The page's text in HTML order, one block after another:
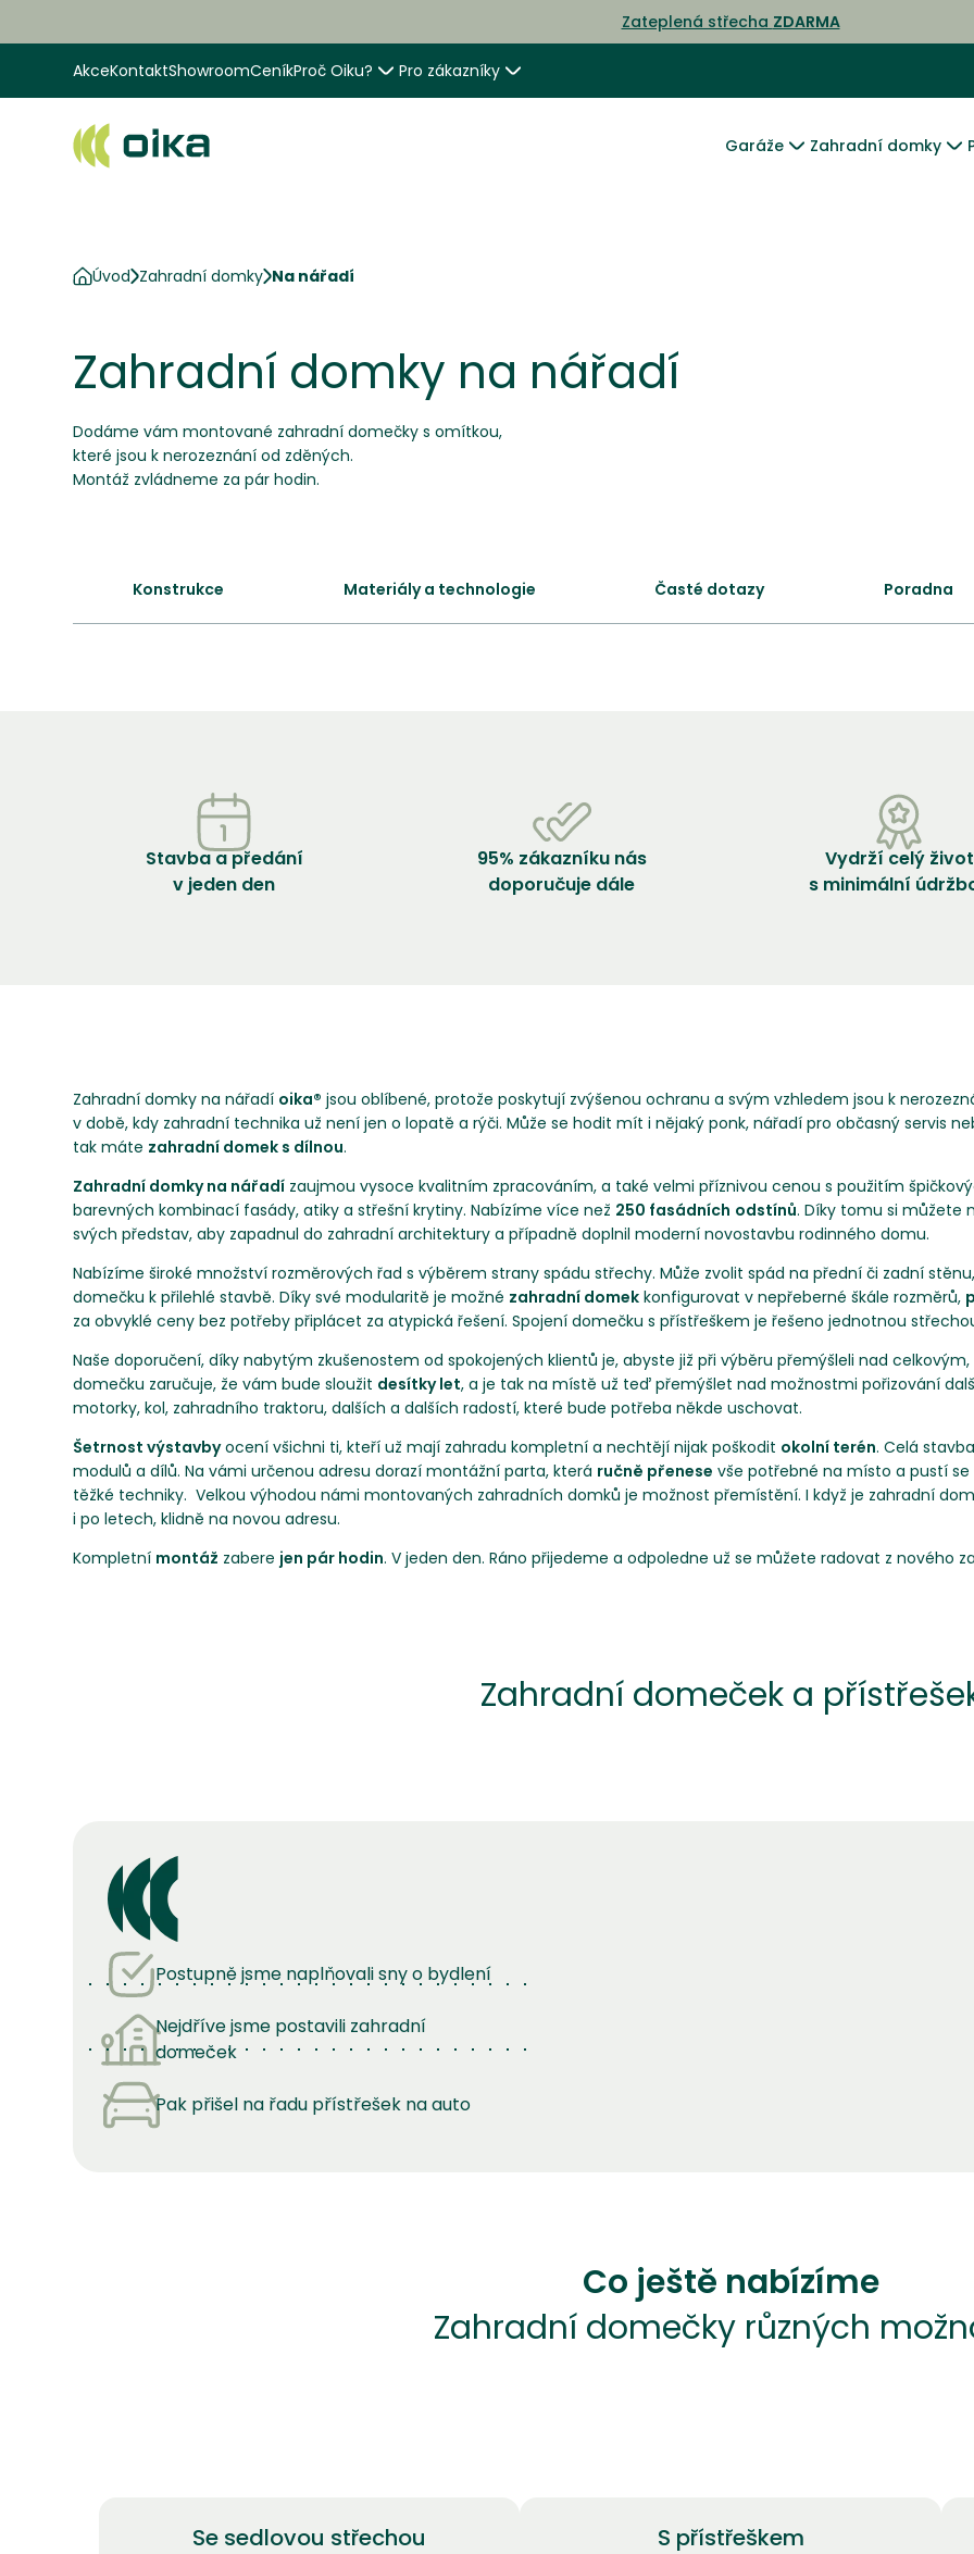
Zateplená střecha ZDARMA
AkceKontaktShowroomCeníkProč Oiku? Pro zákazníky
Garáže Zahradní domky
Úvod Zahradní domky Na nářadí
Zahradní domky na nářadí
Dodáme vám montované zahradní domečky s omítkou,
které jsou k nerozeznání od zděných.
Montáž zvládneme za pár hodin.
Konstrukce Materiály a technologie Časté dotazy Poradna
Stavba a předání
v jeden den
95% zákazníku nás
doporučuje dále
Vydrží celý život
s minimální
Zahradní domky na nářadí oika® jsou oblíbené, protože poskytují zvýšenou ochranu a svým vzhledem jsou k
v době, kdy zahradní technika už není jen o lopatě a rýči. Může se hodit mít i nějaký ponk, nářadí pro občasný servis
tak máte zahradní domek s dílnou.
Zahradní domky na nářadí zaujmou vysoce kvalitním zpracováním, a také velmi příznivou cenou s použitím
barevných kombinací fasády, atiky a střešní krytiny. Nabízíme více než 250 fasádních odstínů. Díky tomu si můžete
svých představ, aby zapadnul do zahradní architektury a případně doplnil moderní novostavbu rodinného domu.
Nabízíme široké množství rozměrových řad s výběrem strany spádu střechy. Může zvolit spád na přední či zadní
domečku k přilehlé stavbě. Díky své modularitě je možné zahradní domek konfigurovat v nepřeberné škále rozměrů,
za obvyklé ceny bez potřeby připlácet za atypická řešení. Spojení domečku s přístřeškem je řešeno jednotnou
Naše doporučení, díky nabytým zkušenostem od spokojených klientů je, abyste již při výběru přemýšleli nad
domečku zaručuje, že vám bude sloužit desítky let, a je tak na místě už teď přemýšlet nad možnostmi pořizování
motorky, kol, zahradního traktoru, dalších a dalších radostí, které bude potřeba někde uschovat.
Šetrnost výstavbyocení všichni ti, kteří už mají zahradu kompletní a nechtějí nijak poškodit okolní terén. Celá
modulů a dílů. Na vámi určenou adresu dorazí montážní parta, která ručně přenese vše potřebné na místo a pustí
těžké techniky. Velkou výhodou námi montovaných zahradních domků je možnost přemístění. I když je zahradní
i po letech, klidně na novou adresu.
Kompletní montáž zabere jen pár hodin. V jeden den. Ráno přijedeme a odpoledne už se můžete radovat z nového
Zahradní domeček a
Postupně jsme naplňovali sny o bydlení
Nejdříve jsme postavili zahradní
domeček
Pak přišel na řadu přístřešek na auto
Co ještě nabízíme
Zahradní domečky různých
Se sedlovou střechou S přístřeškem